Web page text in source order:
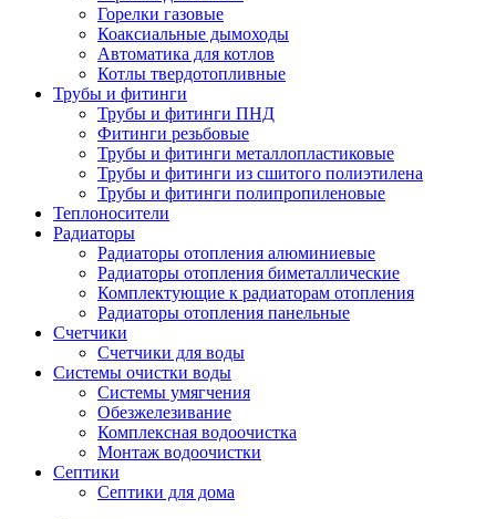
Горелки газовые
Коаксиальные дымоходы
Автоматика для котлов
Котлы твердотопливные
Трубы и фитинги
Трубы и фитинги ПНД
Фитинги резьбовые
Трубы и фитинги металлопластиковые
Трубы и фитинги из сшитого полиэтилена
Трубы и фитинги полипропиленовые
Теплоносители
Радиаторы
Радиаторы отопления алюминиевые
Радиаторы отопления биметаллические
Комплектующие к радиаторам отопления
Радиаторы отопления панельные
Cчетчики
Счетчики для воды
Системы очистки воды
Системы умягчения
Обезжелезивание
Комплексная водоочистка
Монтаж водоочистки
Септики
Септики для дома